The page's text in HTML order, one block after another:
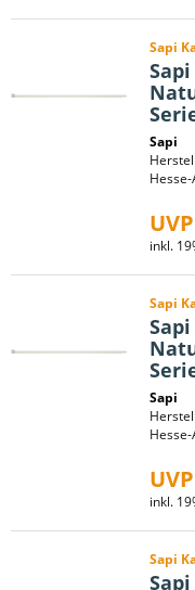
Sapi
Sapi
inkl.
Sapi
Sapi
inkl.
Sapi